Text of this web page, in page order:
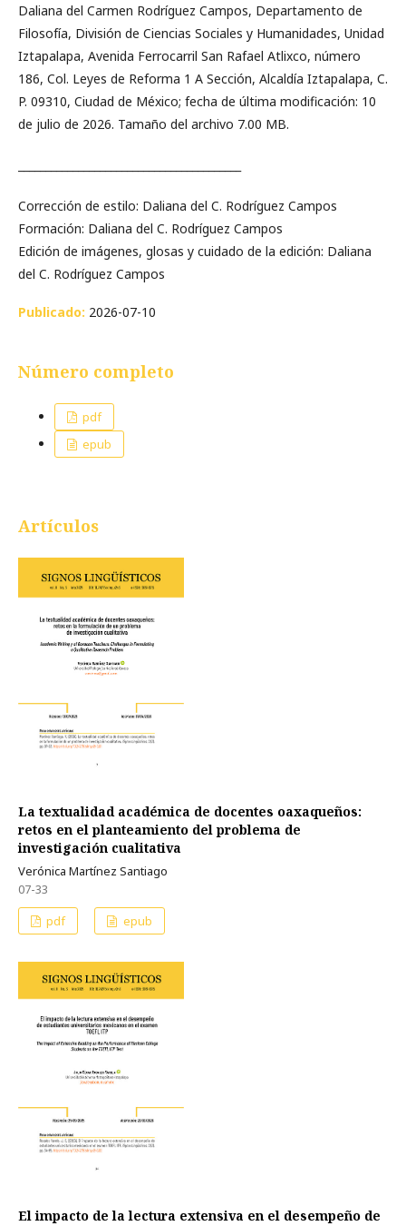
Daliana del Carmen Rodríguez Campos, Departamento de
Filosofía, División de Ciencias Sociales y Humanidades, Unidad
Iztapalapa, Avenida Ferrocarril San Rafael Atlixco, número
186, Col. Leyes de Reforma 1 A Sección, Alcaldía Iztapalapa, C.
P. 09310, Ciudad de México; fecha de última modificación: 10
de julio de 2026. Tamaño del archivo 7.00 MB.
Corrección de estilo: Daliana del C. Rodríguez Campos
Formación: Daliana del C. Rodríguez Campos
Edición de imágenes, glosas y cuidado de la edición: Daliana
del C. Rodríguez Campos
Publicado: 2026-07-10
Número completo
pdf
epub
Artículos
La textualidad académica de docentes oaxaqueños:
retos en el planteamiento del problema de
investigación cualitativa
Verónica Martínez Santiago
07-33
pdf
epub
El impacto de la lectura extensiva en el desempeño de